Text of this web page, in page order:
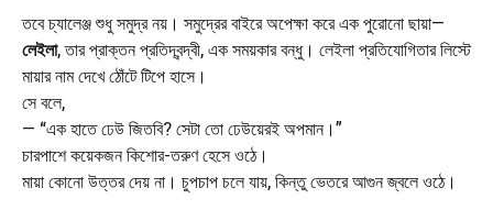
তবে চ্যালেঞ্জ শুধু সমুদ্র নয়। সমুদ্রের বাইরে অপেক্ষা করে এক পুরোনো ছায়া—
লেইলা, তার প্রাক্তন প্রতিদ্বন্দ্বী, এক সময়কার বন্ধু। লেইলা প্রতিযোগিতার লিস্টে
মায়ার নাম দেখে ঠোঁটে টিপে হাসে।
সে বলে,
— “এক হাতে ঢেউ জিতবি? সেটা তো ঢেউয়েরই অপমান।”
চারপাশে কয়েকজন কিশোর-তরুণ হেসে ওঠে।
মায়া কোনো উত্তর দেয় না। চুপচাপ চলে যায়, কিন্তু ভেতরে আগুন জ্বলে ওঠে।